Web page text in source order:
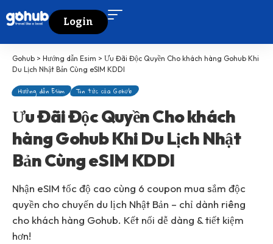
Login
Gohub > Hướng dẫn Esim > Ưu Đãi Độc Quyền Cho khách hàng Gohub Khi
Du Lịch Nhật Bản Cùng eSIM KDDI
Hướng dẫn Esim Tin tức của Gohub
Ưu Đãi Độc Quyền Cho khách
hàng Gohub Khi Du Lịch Nhật
Bản Cùng eSIM KDDI
Nhận eSIM tốc độ cao cùng 6 coupon mua sắm độc
quyền cho chuyến du lịch Nhật Bản – chỉ dành riêng
cho khách hàng Gohub. Kết nối dễ dàng & tiết kiệm
hơn!